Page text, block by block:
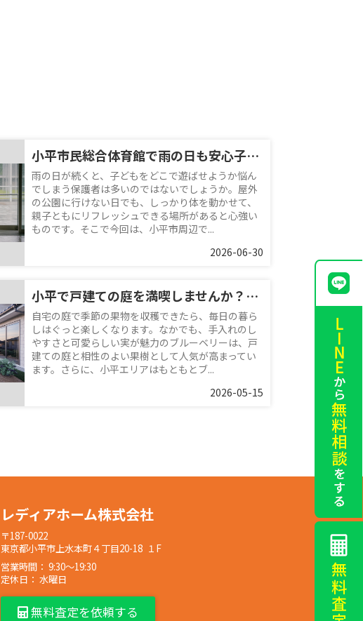
小平市民総合体育館で雨の日も安心子連れレジャー！周辺情報と便利な利用のコツを紹介
雨の日が続くと、子どもをどこで遊ばせようか悩ん
でしまう保護者は多いのではないでしょうか。屋外
の公園に行けない日でも、しっかり体を動かせて、
親子ともにリフレッシュできる場所があると心強い
ものです。そこで今回は、小平市周辺で...
2026-06-30
小平で戸建ての庭を満喫しませんか？ブルーベリー栽培で季節の果物収穫を楽しむ暮らし
自宅の庭で季節の果物を収穫できたら、毎日の暮ら
しはぐっと楽しくなります。なかでも、手入れのし
やすさと可愛らしい実が魅力のブルーベリーは、戸
建ての庭と相性のよい果樹として人気が高まってい
ます。さらに、小平エリアはもともとブ...
2026-05-15
レディアホーム株式会社
〒187-0022
東京都小平市上水本町４丁目20-18 １F
営業時間： 9:30〜19:30
定休日： 水曜日
無料査定を依頼する